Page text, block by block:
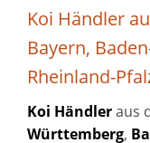
Koi Händler
Bayern,
Rheinland-
Koi Händleraus
Württemberg,